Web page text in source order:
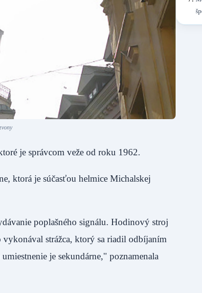
je správcom veže od roku 1962.
ktorá je súčasťou helmice Michalskej
poplašného signálu. Hodinový stroj
strážca, ktorý sa riadil odbíjaním
je sekundárne," poznamenala